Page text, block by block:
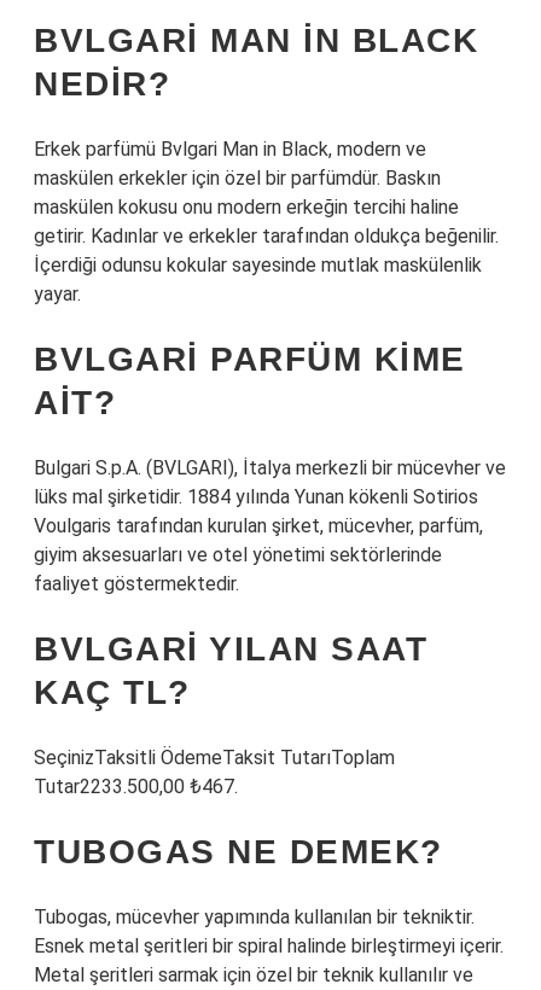
BVLGARI MAN IN BLACK
NEDIR?
Erkek parfümü Bvlgari Man in Black, modern ve
maskülen erkekler için özel bir parfümdür. Baskın
maskülen kokusu onu modern erkeğin tercihi haline
getirir. Kadınlar ve erkekler tarafından oldukça beğenilir.
İçerdiği odunsu kokular sayesinde mutlak maskülenlik
yayar.
BVLGARI PARFÜM KIME
AIT?
Bulgari S.p.A. (BVLGARI), İtalya merkezli bir mücevher ve
lüks mal şirketidir. 1884 yılında Yunan kökenli Sotirios
Voulgaris tarafından kurulan şirket, mücevher, parfüm,
giyim aksesuarları ve otel yönetimi sektörlerinde
faaliyet göstermektedir.
BVLGARI YILAN SAAT
KAÇ TL?
SeçinizTaksitli ÖdemeTaksit TutarıToplam
Tutar2233.500,00 ₺467.
TUBOGAS NE DEMEK?
Tubogas, mücevher yapımında kullanılan bir tekniktir.
Esnek metal şeritleri bir spiral halinde birleştirmeyi içerir.
Metal şeritleri sarmak için özel bir teknik kullanılır ve